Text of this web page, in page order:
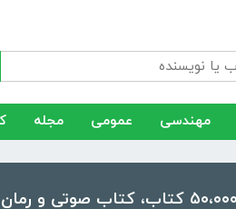
مهندسی عمومی مجله